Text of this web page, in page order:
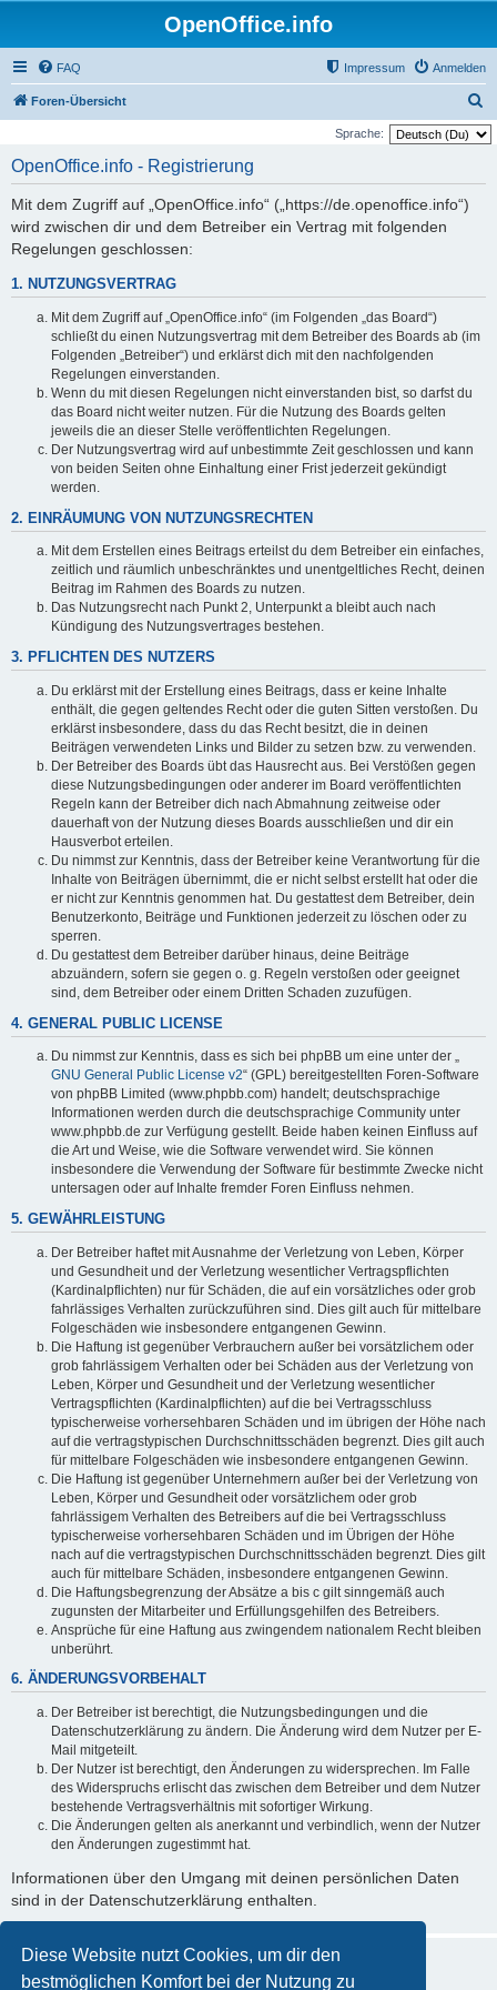
Diese Website nutzt Cookies, um dir den
bestmöglichen Komfort bei der Nutzung zu
OpenOffice.info
FAQ Anmelden
Impressum
Foren-Übersicht
u
Sprache:
OpenOffice.info - Registrierung
Mit dem Zugriff auf „OpenOffice.info“ („https://de.openoffice.info“)
wird zwischen dir und dem Betreiber ein Vertrag mit folgenden
Regelungen geschlossen:
1. NUTZUNGSVERTRAG
Mit dem Zugriff auf „OpenOffice.info“ (im Folgenden „das Board“)
schließt du einen Nutzungsvertrag mit dem Betreiber des Boards ab (im
Folgenden „Betreiber“) und erklärst dich mit den nachfolgenden
Regelungen einverstanden.
Wenn du mit diesen Regelungen nicht einverstanden bist, so darfst du
das Board nicht weiter nutzen. Für die Nutzung des Boards gelten
jeweils die an dieser Stelle veröffentlichten Regelungen.
Der Nutzungsvertrag wird auf unbestimmte Zeit geschlossen und kann
von beiden Seiten ohne Einhaltung einer Frist jederzeit gekündigt
werden.
2. EINRÄUMUNG VON NUTZUNGSRECHTEN
Mit dem Erstellen eines Beitrags erteilst du dem Betreiber ein einfaches,
zeitlich und räumlich unbeschränktes und unentgeltliches Recht, deinen
Beitrag im Rahmen des Boards zu nutzen.
Das Nutzungsrecht nach Punkt 2, Unterpunkt a bleibt auch nach
Kündigung des Nutzungsvertrages bestehen.
3. PFLICHTEN DES NUTZERS
Du erklärst mit der Erstellung eines Beitrags, dass er keine Inhalte
enthält, die gegen geltendes Recht oder die guten Sitten verstoßen. Du
erklärst insbesondere, dass du das Recht besitzt, die in deinen
Beiträgen verwendeten Links und Bilder zu setzen bzw. zu verwenden.
Der Betreiber des Boards übt das Hausrecht aus. Bei Verstößen gegen
diese Nutzungsbedingungen oder anderer im Board veröffentlichten
Regeln kann der Betreiber dich nach Abmahnung zeitweise oder
dauerhaft von der Nutzung dieses Boards ausschließen und dir ein
Hausverbot erteilen.
Du nimmst zur Kenntnis, dass der Betreiber keine Verantwortung für die
Inhalte von Beiträgen übernimmt, die er nicht selbst erstellt hat oder die
er nicht zur Kenntnis genommen hat. Du gestattest dem Betreiber, dein
Benutzerkonto, Beiträge und Funktionen jederzeit zu löschen oder zu
sperren.
Du gestattest dem Betreiber darüber hinaus, deine Beiträge
abzuändern, sofern sie gegen o. g. Regeln verstoßen oder geeignet
sind, dem Betreiber oder einem Dritten Schaden zuzufügen.
4. GENERAL PUBLIC LICENSE
Du nimmst zur Kenntnis, dass es sich bei phpBB um eine unter der „
GNU General Public License v2“ (GPL) bereitgestellten Foren-Software
von phpBB Limited (www.phpbb.com) handelt; deutschsprachige
Informationen werden durch die deutschsprachige Community unter
www.phpbb.de zur Verfügung gestellt. Beide haben keinen Einfluss auf
die Art und Weise, wie die Software verwendet wird. Sie können
insbesondere die Verwendung der Software für bestimmte Zwecke nicht
untersagen oder auf Inhalte fremder Foren Einfluss nehmen.
5. GEWÄHRLEISTUNG
Der Betreiber haftet mit Ausnahme der Verletzung von Leben, Körper
und Gesundheit und der Verletzung wesentlicher Vertragspflichten
(Kardinalpflichten) nur für Schäden, die auf ein vorsätzliches oder grob
fahrlässiges Verhalten zurückzuführen sind. Dies gilt auch für mittelbare
Folgeschäden wie insbesondere entgangenen Gewinn.
Die Haftung ist gegenüber Verbrauchern außer bei vorsätzlichem oder
grob fahrlässigem Verhalten oder bei Schäden aus der Verletzung von
Leben, Körper und Gesundheit und der Verletzung wesentlicher
Vertragspflichten (Kardinalpflichten) auf die bei Vertragsschluss
typischerweise vorhersehbaren Schäden und im übrigen der Höhe nach
auf die vertragstypischen Durchschnittsschäden begrenzt. Dies gilt auch
für mittelbare Folgeschäden wie insbesondere entgangenen Gewinn.
Die Haftung ist gegenüber Unternehmern außer bei der Verletzung von
Leben, Körper und Gesundheit oder vorsätzlichem oder grob
fahrlässigem Verhalten des Betreibers auf die bei Vertragsschluss
typischerweise vorhersehbaren Schäden und im Übrigen der Höhe
nach auf die vertragstypischen Durchschnittsschäden begrenzt. Dies gilt
auch für mittelbare Schäden, insbesondere entgangenen Gewinn.
Die Haftungsbegrenzung der Absätze a bis c gilt sinngemäß auch
zugunsten der Mitarbeiter und Erfüllungsgehilfen des Betreibers.
Ansprüche für eine Haftung aus zwingendem nationalem Recht bleiben
unberührt.
6. ÄNDERUNGSVORBEHALT
Der Betreiber ist berechtigt, die Nutzungsbedingungen und die
Datenschutzerklärung zu ändern. Die Änderung wird dem Nutzer per E-
Mail mitgeteilt.
Der Nutzer ist berechtigt, den Änderungen zu widersprechen. Im Falle
des Widerspruchs erlischt das zwischen dem Betreiber und dem Nutzer
bestehende Vertragsverhältnis mit sofortiger Wirkung.
Die Änderungen gelten als anerkannt und verbindlich, wenn der Nutzer
den Änderungen zugestimmt hat.
Informationen über den Umgang mit deinen persönlichen Daten
sind in der Datenschutzerklärung enthalten.